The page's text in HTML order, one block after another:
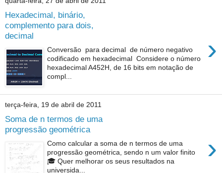
Hexadecimal, binário,
complemento para dois,
decimal
›
Conversão para decimal de número negativo
codificado em hexadecimal Considere o número
hexadecimal A452H, de 16 bits em notação de
compl...
terça-feira, 19 de abril de 2011
Soma de n termos de uma
progressão geométrica
›
Como calcular a soma de n termos de uma
progressão geométrica, sendo n um valor finito
🎓 Quer melhorar os seus resultados na
universida...